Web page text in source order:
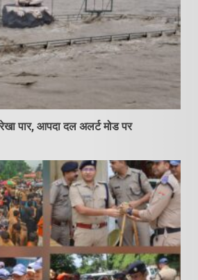
पार, आपदा दल अलर्ट मोड पर